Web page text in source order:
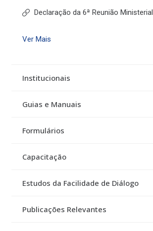
Declaração da 6ª Reunião Ministerial
Ver Mais
Institucionais
Guias e Manuais
Formulários
Capacitação
Estudos da Facilidade de Diálogo
Publicações Relevantes